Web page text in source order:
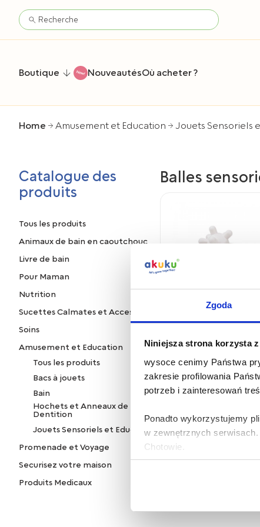
Zgoda
Niniejsza strona korzysta
wysoce cenimy Państwa
zakresie profilowania
potrzeb i zainteresowań
Ponadto wykorzystujemy
w zewnętrznych
Chotowie.
urządzeniach informacji
Boutique NouveautésOù acheter ?
Home Amusement et Education Jouets Sensoriels
Catalogue des
produits
Tous les produits
Animaux de bain en caoutchouc
Livre de bain
Pour Maman
Nutrition
Sucettes Calmates et Accessoires
Soins
Amusement et Education
Tous les produits
Bacs à jouets
Bain
Hochets et Anneaux de
Dentition
Jouets Sensoriels et Educatifis
Promenade et Voyage
Securisez votre maison
Produits Medicaux
Balles